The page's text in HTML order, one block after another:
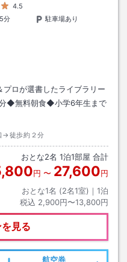
4.5
分
駐車場あり
ロが選書したライブラリー
◆無料朝食◆小学6年生まで
→徒歩約２分
おとな2名 1泊1部屋 合計
円 〜 27,600円
おとな1名 (2名1室)｜ 1泊
税込 2,900円〜13,800円
見る
航空券